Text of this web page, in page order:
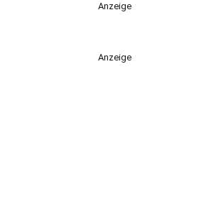
Anzeige
Anzeige